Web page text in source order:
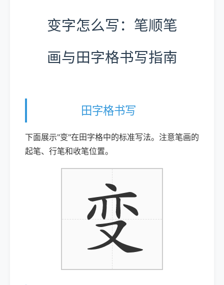
变字怎么写：笔顺笔
画与田字格书写指南
田字格书写
下面展示"变"在田字格中的标准写法。注意笔画的
起笔、行笔和收笔位置。